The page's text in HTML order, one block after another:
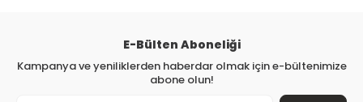
E-Bülten Aboneliği
Kampanya ve yeniliklerden haberdar olmak için e-bültenimize
abone olun!